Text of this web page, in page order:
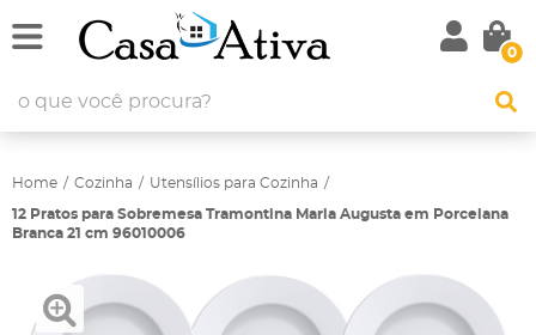
0
Home Cozinha Utensílios para Cozinha
12 Pratos para Sobremesa Tramontina Maria Augusta em Porcelana
Branca 21 cm 96010006